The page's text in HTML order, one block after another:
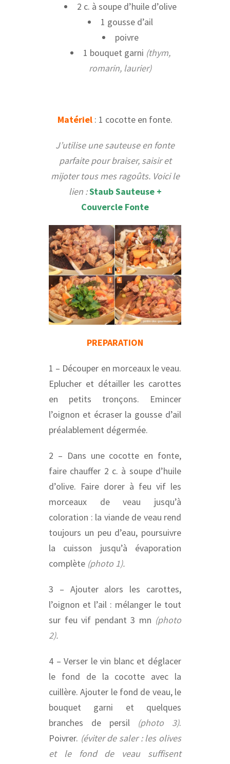
2 c. à soupe d’huile d’olive
1 gousse d’ail
poivre
1 bouquet garni (thym,
romarin, laurier)
Matériel : 1 cocotte en fonte.
J’utilise une sauteuse en fonte
parfaite pour braiser, saisir et
mijoter tous mes ragoûts. Voici le
lien :Staub Sauteuse +
Couvercle Fonte
PREPARATION
1 – Découper en morceaux le veau.
Eplucher et détailler les carottes
en petits tronçons. Emincer
l’oignon et écraser la gousse d’ail
préalablement dégermée.
2 – Dans une cocotte en fonte,
faire chauffer 2 c. à soupe d’huile
d’olive. Faire dorer à feu vif les
morceaux de veau jusqu’à
coloration : la viande de veau rend
toujours un peu d’eau, poursuivre
la cuisson jusqu’à évaporation
complète (photo 1).
3 – Ajouter alors les carottes,
l’oignon et l’ail : mélanger le tout
sur feu vif pendant 3 mn (photo
2).
4 – Verser le vin blanc et déglacer
le fond de la cocotte avec la
cuillère. Ajouter le fond de veau, le
bouquet garni et quelques
branches de persil (photo 3).
Poivrer. (éviter de saler : les olives
et le fond de veau suffisent